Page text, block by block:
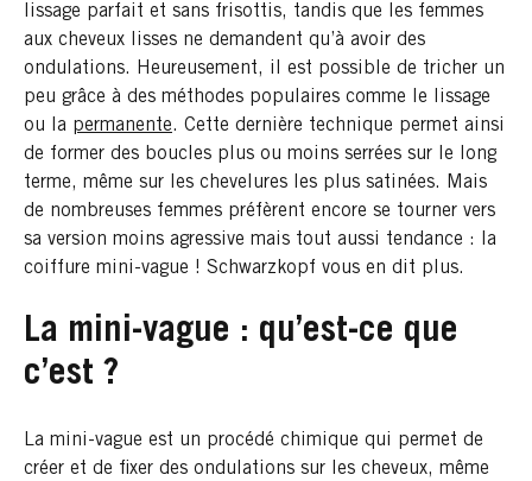
lissage parfait et sans frisottis, tandis que les femmes
aux cheveux lisses ne demandent qu’à avoir des
ondulations. Heureusement, il est possible de tricher un
peu grâce à des méthodes populaires comme le lissage
ou la permanente. Cette dernière technique permet ainsi
de former des boucles plus ou moins serrées sur le long
terme, même sur les chevelures les plus satinées. Mais
de nombreuses femmes préfèrent encore se tourner vers
sa version moins agressive mais tout aussi tendance : la
coiffure mini-vague ! Schwarzkopf vous en dit plus.
La mini-vague : qu’est-ce que
c’est ?
La mini-vague est un procédé chimique qui permet de
créer et de fixer des ondulations sur les cheveux, même